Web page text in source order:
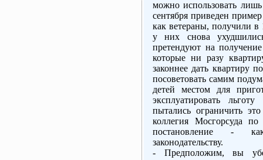
можно использовать
сентября приведен
как ветераны, получили
у них снова
претендуют на
которые ни разу
законнее дать квартиру
посоветовать самим
детей местом для
эксплуатировать
пытались ограничить
коллегия Мосгорсуда
постановление -
законодательству.
- Предположим, вы